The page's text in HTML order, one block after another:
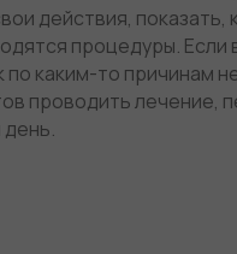
действия, показать,
процедуры. Если
каким-то причинам
проводить лечение,
день.